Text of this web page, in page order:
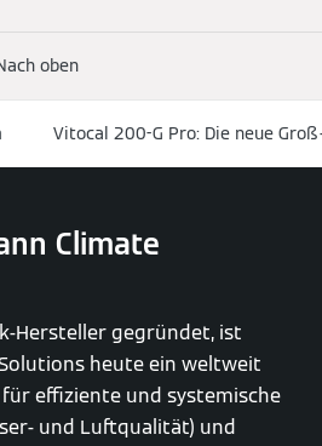
oben
Vitocal 200-G Pro: Die neue
Climate
Hersteller gegründet, ist
heute ein weltweit
effiziente und systemische
und Luftqualität) und